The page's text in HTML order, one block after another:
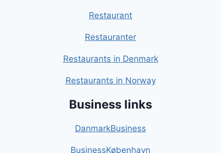
Restaurant
Restauranter
Restaurants in Denmark
Restaurants in Norway
Business links
DanmarkBusiness
BusinessKøbenhavn